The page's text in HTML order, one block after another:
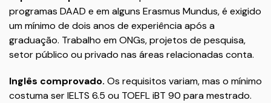
programas DAAD e em alguns Erasmus Mundus, é exigido
um mínimo de dois anos de experiência após a
graduação. Trabalho em ONGs, projetos de pesquisa,
setor público ou privado nas áreas relacionadas conta.
Inglês comprovado. Os requisitos variam, mas o mínimo
costuma ser IELTS 6.5 ou TOEFL iBT 90 para mestrado.